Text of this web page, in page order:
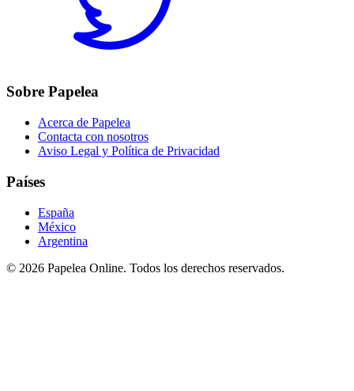
Sobre Papelea
Acerca de Papelea
Contacta con nosotros
Aviso Legal y Política de Privacidad
Países
España
México
Argentina
© 2026 Papelea Online. Todos los derechos reservados.